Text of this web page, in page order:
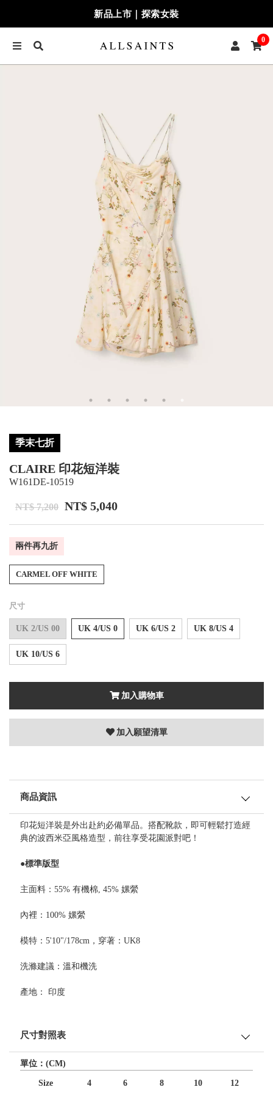
新品上市｜探索女裝
0
季末七折
CLAIRE 印花短洋裝
W161DE-10519
NT$ 7,200 NT$ 5,040
兩件再九折
CARMEL OFF WHITE
尺寸
UK 2/US 00 UK 4/US 0 UK 6/US 2 UK 8/US 4
UK 10/US 6
加入購物車
加入願望清單
商品資訊
印花短洋裝是外出赴約必備單品。搭配靴款，即可輕鬆打造經
典的波西米亞風格造型，前往享受花園派對吧！
●標準版型
主面料：55% 有機棉, 45% 嫘縈
內裡：100% 嫘縈
模特：5'10"/178cm，穿著：UK8
洗滌建議：溫和機洗
產地： 印度
尺寸對照表
單位：(CM)
Size 4 6 8 10 12